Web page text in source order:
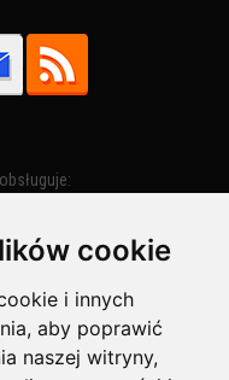
cookie
i innych
aby poprawić
naszej witryny,
w powiecie wejherowskim
i Redą tworzy zespół
W latach 1945–